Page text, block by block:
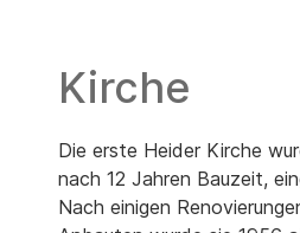
Kirche
Die erste Heider Kirche
nach 12 Jahren Bauzeit,
Nach einigen